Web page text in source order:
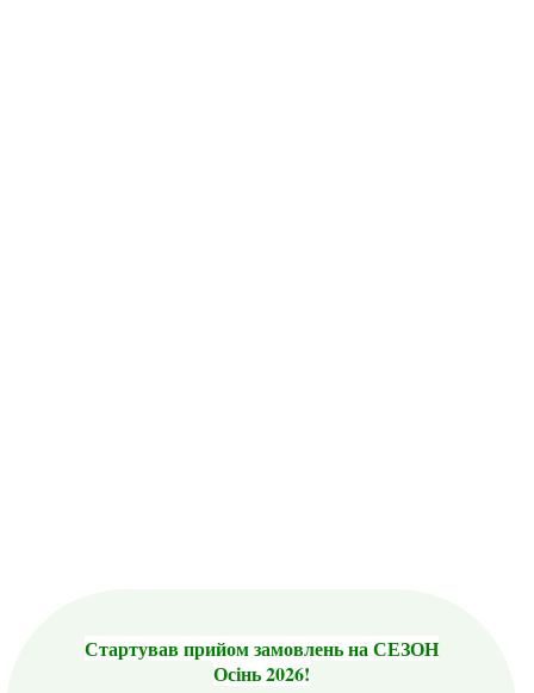
Стартував прийом замовлень на СЕЗОН
Осінь 2026!